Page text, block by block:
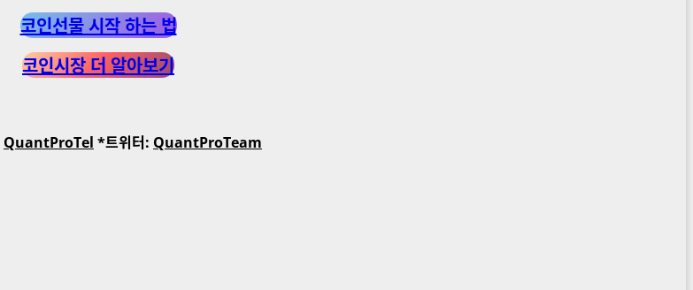
코인선물 시작 하는 법
코인시장 더 알아보기
QuantProTel *트위터: QuantProTeam